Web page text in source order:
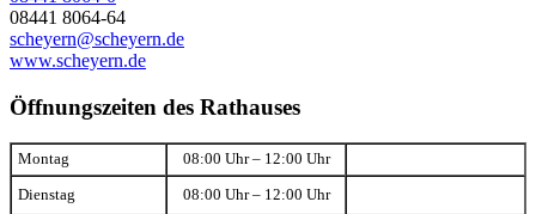
08441 8064-64
scheyern@scheyern.de
www.scheyern.de
Öffnungszeiten des Rathauses
Montag 08:00 Uhr – 12:00 Uhr
Dienstag 08:00 Uhr – 12:00 Uhr